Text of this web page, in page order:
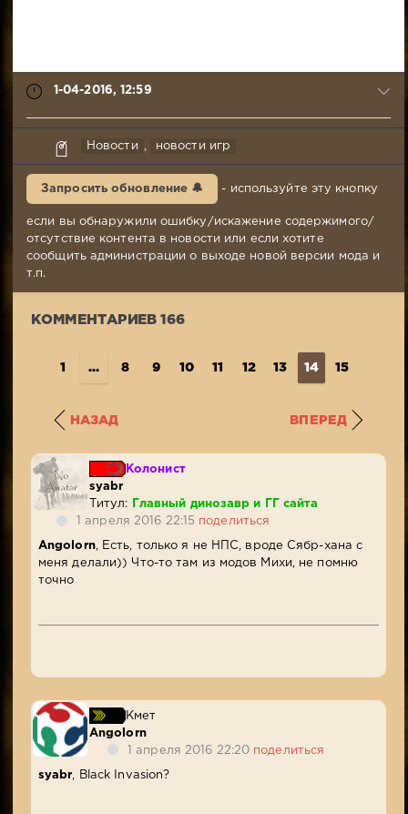
1-04-2016, 12:59
Mr.Awesome
1-
12:59
166
Новости новости игр
Запросить обновление 🔔 - используйте эту кнопку
если вы обнаружили ошибку/искажение содержимого/
отсутствие контента в новости или если хотите
сообщить администрации о выходе новой версии мода и
т.п.
КОММЕНТАРИЕВ 166
1 ... 8 9 10 11 12 13 14 15
НАЗАД ВПЕРЕД
Колонист
syabr
Титул:
Главный динозавр и ГГ сайта
1 апреля 2016 22:15 поделиться
Angolorn, Есть, только я не НПС, вроде Сябр-хана с
меня делали)) Что-то там из модов Михи, не помню
точно
Кмет
Angolorn
1 апреля 2016 22:20 поделиться
syabr , Black Invasion?